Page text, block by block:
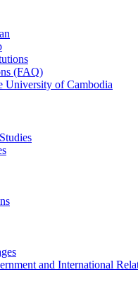
(FAQ)
University of Cambodia
and International